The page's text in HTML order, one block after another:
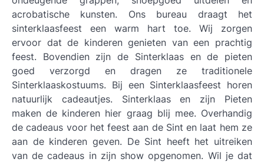
acrobatische kunsten. Ons bureau draagt het
sinterklaasfeest een warm hart toe. Wij zorgen
ervoor dat de kinderen genieten van een prachtig
feest. Bovendien zijn de Sinterklaas en de pieten
goed verzorgd en dragen ze traditionele
Sinterklaaskostuums. Bij een Sinterklaasfeest horen
natuurlijk cadeautjes. Sinterklaas en zijn Pieten
maken de kinderen hier graag blij mee. Overhandig
de cadeaus voor het feest aan de Sint en laat hem ze
aan de kinderen geven. De Sint heeft het uitreiken
van de cadeaus in zijn show opgenomen. Wil je dat